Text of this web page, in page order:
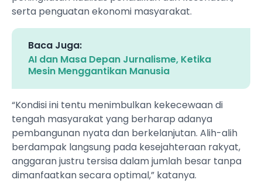
serta penguatan ekonomi masyarakat.
Baca Juga:
‎AI dan Masa Depan Jurnalisme, Ketika
Mesin Menggantikan Manusia ‎
“Kondisi ini tentu menimbulkan kekecewaan di
tengah masyarakat yang berharap adanya
pembangunan nyata dan berkelanjutan. Alih-alih
berdampak langsung pada kesejahteraan rakyat,
anggaran justru tersisa dalam jumlah besar tanpa
dimanfaatkan secara optimal,” katanya.